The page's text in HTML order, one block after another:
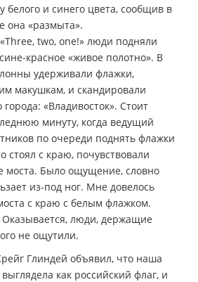
белого и синего цвета, сообщив в
она «размыта».
two, one!» люди подняли
красное «живое полотно». В
удерживали флажки,
макушкам, и скандировали
«Владивосток». Стоит
минуту, когда ведущий
по очереди поднять флажки
стоял с краю, почувствовали
моста. Было ощущение, словно
из-под ног. Мне довелось
с краю с белым флажком.
люди, держащие
не ощутили.
Глиндей объявил, что наша
как российский флаг, и